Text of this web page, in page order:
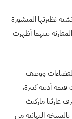
نظيرتها المنشورة
الرواية الصادرة عام 1967، لكن المقارنة بينهما أظهرت
ووصف
أدبية كبيرة،
غارثيا ماركيث
النهائية من